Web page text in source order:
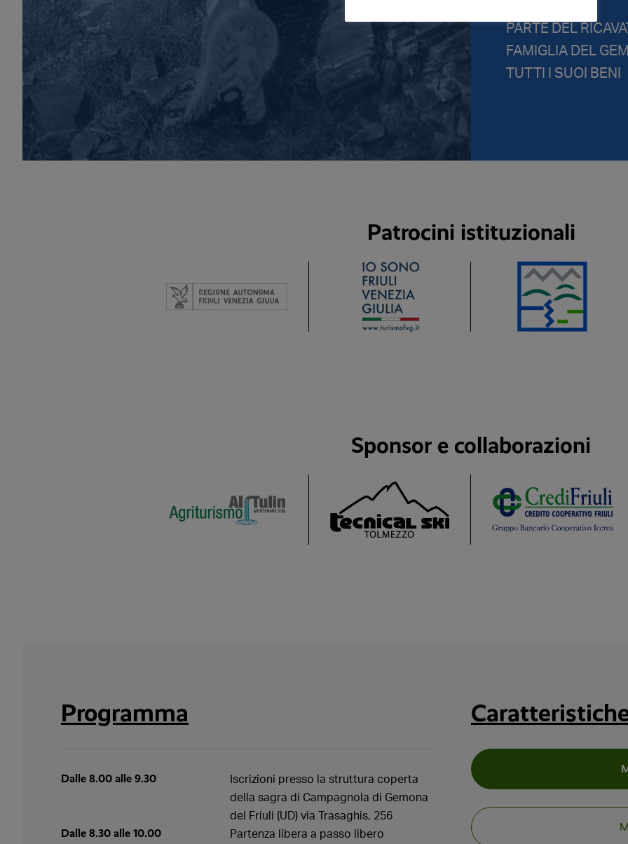
PARTE DEL
FAMIGLIA DEL
TUTTI I SUOI BENI
Patrocini istituzionali
Sponsor e collaborazioni
Programma
Dalle 8.00 alle 9.30
Iscrizioni presso la struttura coperta
della sagra di Campagnola di Gemona
del Friuli (UD) via Trasaghis, 256
Dalle 8.30 alle 10.00 Partenza libera a passo libero